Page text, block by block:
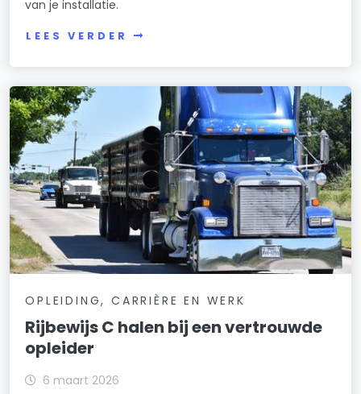
van je installatie.
LEES VERDER
OPLEIDING, CARRIÈRE EN WERK
Rijbewijs C halen bij een vertrouwde
opleider
6 maart 2026